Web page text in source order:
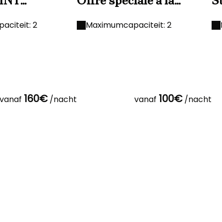
2
vanaf 160€/nacht
Maximumcapaciteit: 2
vanaf 100€/nacht